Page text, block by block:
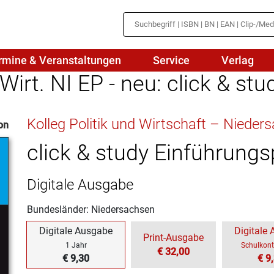
Medienbildung
Naturwissenschaften/NuT
Physik
Politik
Religion
Spanisch
& Veranstaltungen Service Verlag
NI EP - neu: click &
Kolleg Politik und Wirtschaft –
click & study
Digitale Ausgabe
Bundesländer: Niedersachsen
Digitale Ausgabe
1 Jahr
€ 9,30
Print-Ausgabe
€ 32,00
Digitale
€